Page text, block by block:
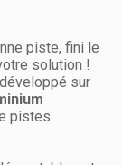
piste, fini le
solution !
sur
pistes